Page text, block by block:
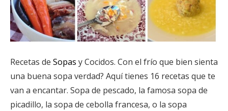
Recetas de Sopas y Cocidos. Con el frío que bien sienta
una buena sopa verdad? Aquí tienes 16 recetas que te
van a encantar. Sopa de pescado, la famosa sopa de
picadillo, la sopa de cebolla francesa, o la sopa